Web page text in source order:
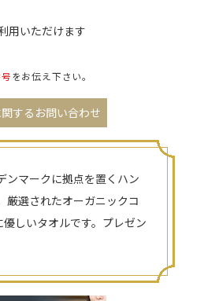
用いただけます
をお伝え下さい。
するお問い合わせ
ンマークに拠点を置くハン
厳選されたオーガニックコ
しいタオルです。プレゼン